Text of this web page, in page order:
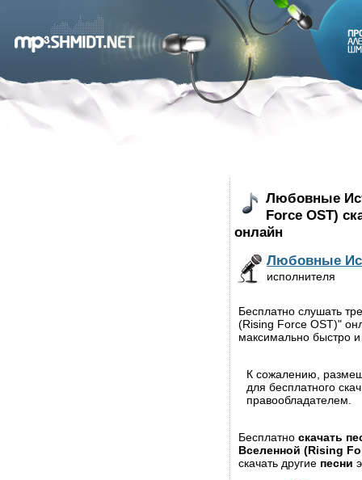
Любовные
Force OST)
онлайн
Любовные
исполнителя
Бесплатно слушать
(Rising Force OST)"
максимально быстро
К сожалению,
для бесплатного
правообладателем.
Бесплатно скачать
Вселенной (Rising
скачать другие песни